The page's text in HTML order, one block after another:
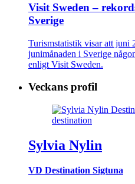
Visit Sweden –
Sverige
Turismstatistik visar att juni
junimånaden i Sverige
enligt Visit Sweden.
Veckans profil
Sylvia Nylin
VD Destination Sigtuna